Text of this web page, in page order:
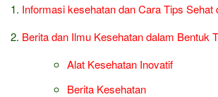
1. Informasi kesehatan dan Cara Tips Sehat
2. Berita dan Ilmu Kesehatan dalam Bentuk
Alat Kesehatan Inovatif
Berita Kesehatan